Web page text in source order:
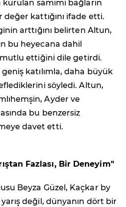
kurulan samimi bağların
değer kattığını ifade etti.
arttığını belirten Altun,
bu heyecana dahil
mutlu ettiğini dile getirdi.
katılımla, daha büyük
söyledi. Altun,
Ayder ve
bu benzersiz
davet etti.
Fazlası, Bir Deneyim"
Beyza Güzel, Kaçkar by
değil, dünyanın dört bir